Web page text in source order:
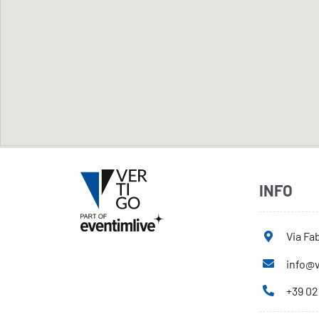
INFO
Via
+39